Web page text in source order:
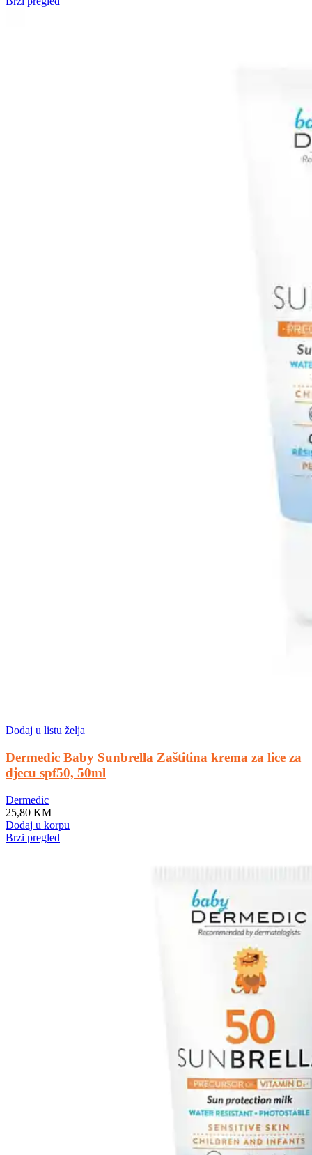
Dodaj u listu želja
Dermedic Baby Sunbrella Zaštitina krema za lice za
djecu spf50, 50ml
Dermedic
25,80 KM
Dodaj u korpu
Brzi pregled